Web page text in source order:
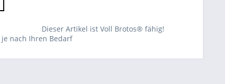
Dieser Artikel ist Voll Brotos® fähig!
nach Ihren Bedarf